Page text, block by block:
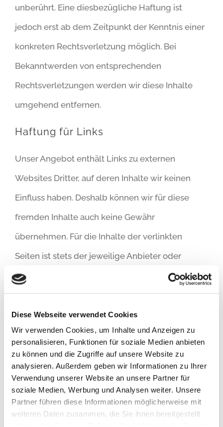
Diese Webseite verwendet Cookies
Wir verwenden Cookies, um Inhalte und Anzeigen zu
personalisieren, Funktionen für soziale Medien anbieten
zu können und die Zugriffe auf unsere Website zu
analysieren. Außerdem geben wir Informationen zu Ihrer
Verwendung unserer Website an unsere Partner für
soziale Medien, Werbung und Analysen weiter. Unsere
Partner führen diese Informationen möglicherweise mit
weiteren Daten zusammen, die Sie ihnen bereitgestellt
unberührt. Eine diesbezügliche Haftung ist
jedoch erst ab dem Zeitpunkt der Kenntnis einer
konkreten Rechtsverletzung möglich. Bei
Bekanntwerden von entsprechenden
Rechtsverletzungen werden wir diese Inhalte
umgehend entfernen.
Haftung für Links
Unser Angebot enthält Links zu externen
Websites Dritter, auf deren Inhalte wir keinen
Einfluss haben. Deshalb können wir für diese
fremden Inhalte auch keine Gewähr
übernehmen. Für die Inhalte der verlinkten
Seiten ist stets der jeweilige Anbieter oder
Betreiber der Seiten verantwortlich. Die
verlinkten Seiten wurden zum Zeitpunkt der
Verlinkung auf mögliche Rechtsverstöße
überprüft. Rechtswidrige Inhalte waren zum
Zeitpunkt der Verlinkung nicht erkennbar.
Eine permanente inhaltliche Kontrolle der
verlinkten Seiten ist jedoch ohne konkrete
Anhaltspunkte einer Rechtsverletzung nicht